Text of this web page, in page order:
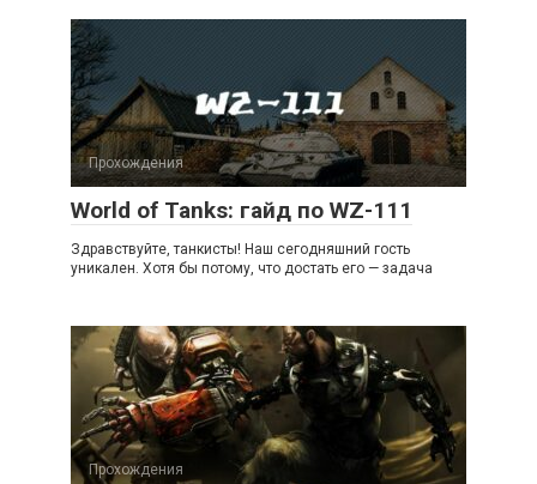
Прохождения
World of Tanks: гайд по WZ-111
Здравствуйте, танкисты! Наш сегодняшний гость
уникален. Хотя бы потому, что достать его — задача
Прохождения